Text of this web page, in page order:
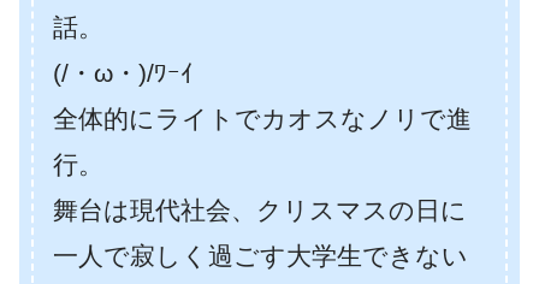
話。
(/・ω・)/ﾜｰｲ
全体的にライトでカオスなノリで進
行。
舞台は現代社会、クリスマスの日に
一人で寂しく過ごす大学生できない